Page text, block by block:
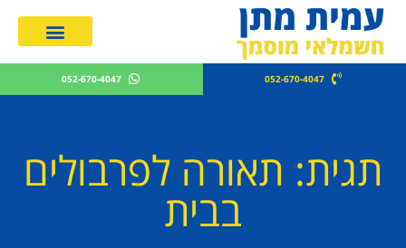
052-670-4047
052-670-4047
תגית: תאורה לפרבולים
בבית